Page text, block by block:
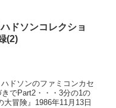
ドソンコレクショ
(2)
ドソンのファミコンカセ
でPart2・・・3分の1の
冒険』1986年11月13日